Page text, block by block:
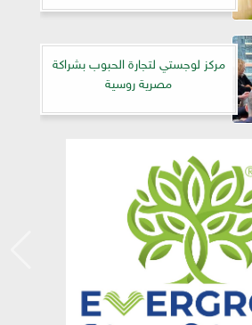
مركز لوجستي لتجارة الحبوب بشراكة
مصرية روسية